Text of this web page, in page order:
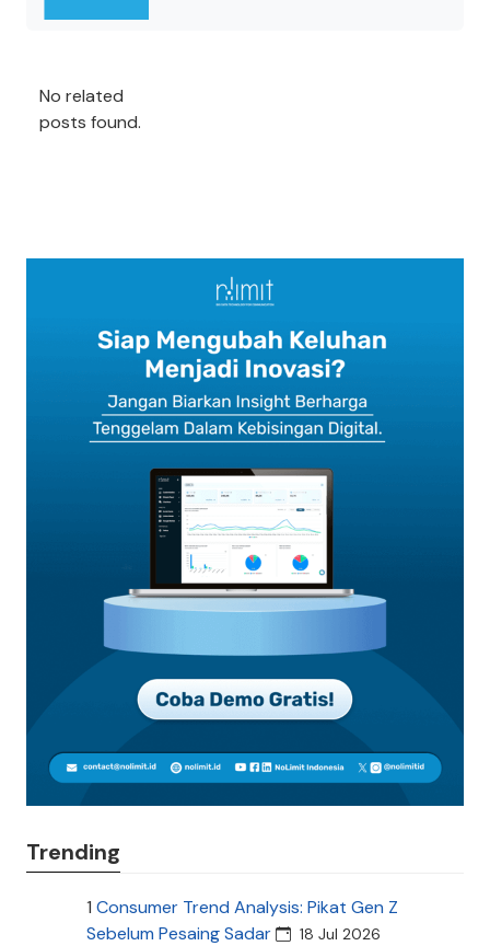
No related
posts found.
Trending
1 Consumer Trend Analysis: Pikat Gen Z
Sebelum Pesaing Sadar
18 Jul 2026